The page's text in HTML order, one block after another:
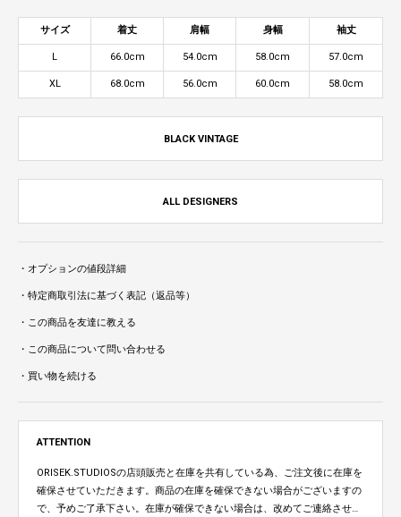
サイズ 着丈 肩幅 身幅 袖丈
L 66.0cm 54.0cm 58.0cm 57.0cm
XL 68.0cm 56.0cm 60.0cm 58.0cm
BLACK VINTAGE
ALL DESIGNERS
・オプションの値段詳細
・特定商取引法に基づく表記（返品等）
・この商品を友達に教える
・この商品について問い合わせる
・買い物を続ける
ATTENTION
ORISEK.STUDIOSの店頭販売と在庫を共有している為、ご注文後に在庫を
確保させていただきます。商品の在庫を確保できない場合がございますの
で、予めご了承下さい。在庫が確保できない場合は、改めてご連絡させて